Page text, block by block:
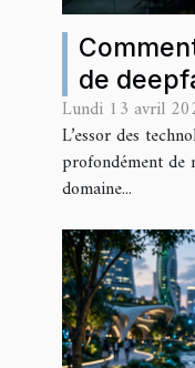
de
elles le
Lundi 13 avril
L’essor des
profondément de
domaine...